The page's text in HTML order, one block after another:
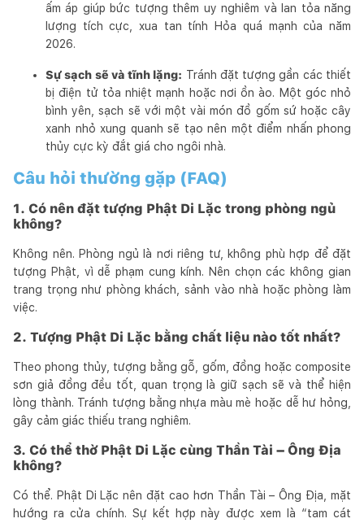
ấm áp giúp bức tượng thêm uy nghiêm và lan tỏa năng
lượng tích cực, xua tan tính Hỏa quá mạnh của năm
2026.
Sự sạch sẽ và tĩnh lặng: Tránh đặt tượng gần các thiết
bị điện tử tỏa nhiệt mạnh hoặc nơi ồn ào. Một góc nhỏ
bình yên, sạch sẽ với một vài món đồ gốm sứ hoặc cây
xanh nhỏ xung quanh sẽ tạo nên một điểm nhấn phong
thủy cực kỳ đắt giá cho ngôi nhà.
Câu hỏi thường gặp (FAQ)
1. Có nên đặt tượng Phật Di Lặc trong phòng ngủ
không?
Không nên. Phòng ngủ là nơi riêng tư, không phù hợp để đặt
tượng Phật, vì dễ phạm cung kính. Nên chọn các không gian
trang trọng như phòng khách, sảnh vào nhà hoặc phòng làm
việc.
2. Tượng Phật Di Lặc bằng chất liệu nào tốt nhất?
Theo phong thủy, tượng bằng gỗ, gốm, đồng hoặc composite
sơn giả đồng đều tốt, quan trọng là giữ sạch sẽ và thể hiện
lòng thành. Tránh tượng bằng nhựa màu mè hoặc dễ hư hỏng,
gây cảm giác thiếu trang nghiêm.
3. Có thể thờ Phật Di Lặc cùng Thần Tài – Ông Địa
không?
Có thể. Phật Di Lặc nên đặt cao hơn Thần Tài – Ông Địa, mặt
hướng ra cửa chính. Sự kết hợp này được xem là “tam cát